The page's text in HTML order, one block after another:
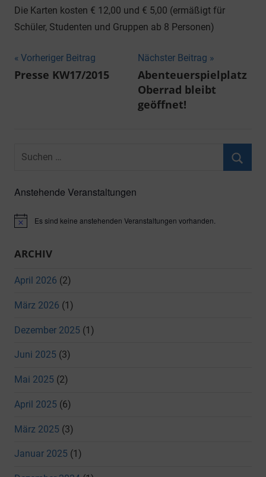
Die Karten kosten € 12,00 und € 5,00 (ermäßigt für
Schüler, Studenten und Gruppen ab 8 Personen)
Beitragsnavigation
Vorheriger Beitrag
Presse KW17/2015
Nächster Beitrag
Abenteuerspielplatz
Oberrad bleibt
geöffnet!
Suchen
Anstehende Veranstaltungen
HinweisEs sind keine anstehenden Veranstaltungen vorhanden.
ARCHIV
April 2026 (2)
März 2026 (1)
Dezember 2025 (1)
Juni 2025 (3)
Mai 2025 (2)
April 2025 (6)
März 2025 (3)
Januar 2025 (1)